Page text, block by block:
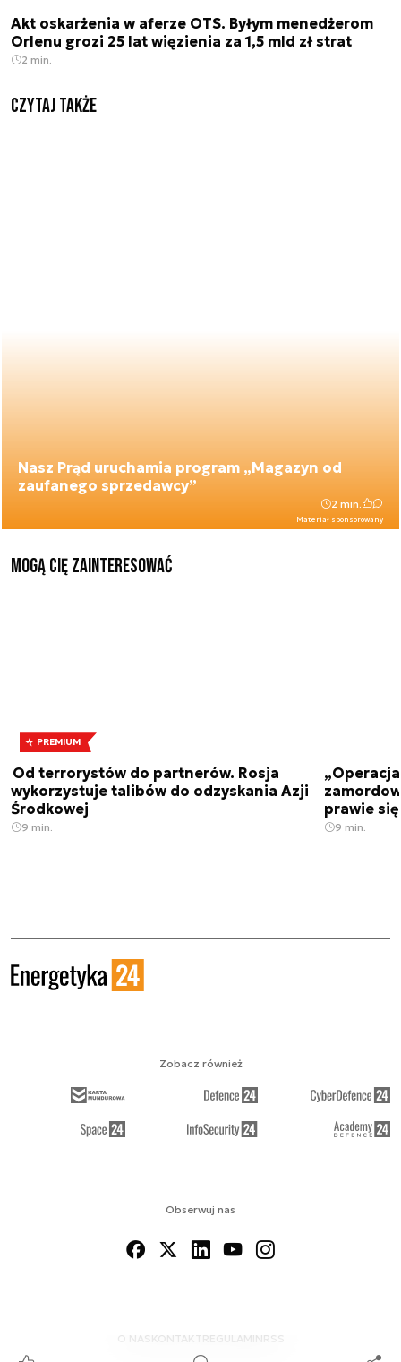
Akt oskarżenia w aferze OTS. Byłym menedżerom
Orlenu grozi 25 lat więzienia za 1,5 mld zł strat
2 min.
Czytaj także
Nasz Prąd uruchamia program „Magazyn od
zaufanego sprzedawcy”
Materiał sponsorowany
2 min.
Mogą Cię zainteresować
PREMIUM
Od terrorystów do partnerów. Rosja
wykorzystuje talibów do odzyskania Azji
Środkowej
9 min.
prawie
9 min.
Obserwuj nas
O NAS KONTAKTREGULAMINRSS
Zobacz również